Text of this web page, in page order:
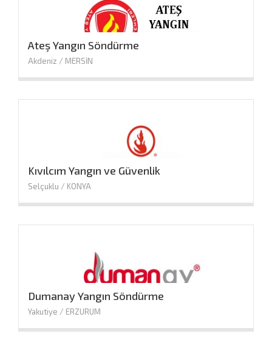
Ateş Yangın Söndürme
Akdeniz / MERSİN
Kıvılcım Yangın ve Güvenlik
Selçuklu / KONYA
Dumanay Yangın Söndürme
Yakutiye / ERZURUM